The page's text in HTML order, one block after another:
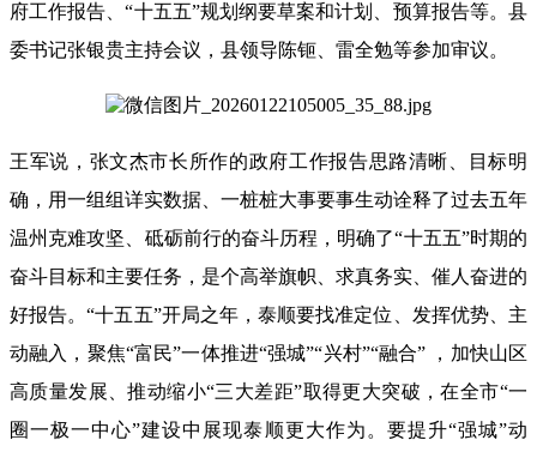
府工作报告、“十五五”规划纲要草案和计划、预算报告等。县
委书记张银贵主持会议，县领导陈钷、雷全勉等参加审议。
王军说，张文杰市长所作的政府工作报告思路清晰、目标明
确，用一组组详实数据、一桩桩大事要事生动诠释了过去五年
温州克难攻坚、砥砺前行的奋斗历程，明确了“十五五”时期的
奋斗目标和主要任务，是个高举旗帜、求真务实、催人奋进的
好报告。“十五五”开局之年，泰顺要找准定位、发挥优势、主
动融入，聚焦“富民”一体推进“强城”“兴村”“融合” ，加快山区
高质量发展、推动缩小“三大差距”取得更大突破，在全市“一
圈一极一中心”建设中展现泰顺更大作为。要提升“强城”动